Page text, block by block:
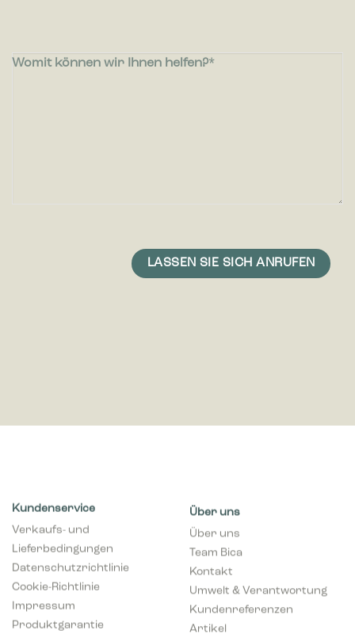
Womit können wir Ihnen helfen?
Kundenservice
Verkaufs- und
Lieferbedingungen
Datenschutzrichtlinie
Cookie-Richtlinie
Impressum
Produktgarantie
Über uns
Über uns
Team Bica
Kontakt
Umwelt & Verantwortung
Kundenreferenzen
Artikel